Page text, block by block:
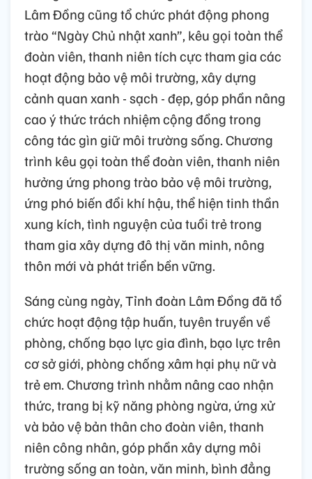
Lâm Đồng cũng tổ chức phát động phong
trào “Ngày Chủ nhật xanh”, kêu gọi toàn thể
đoàn viên, thanh niên tích cực tham gia các
hoạt động bảo vệ môi trường, xây dựng
cảnh quan xanh - sạch - đẹp, góp phần nâng
cao ý thức trách nhiệm cộng đồng trong
công tác gìn giữ môi trường sống. Chương
trình kêu gọi toàn thể đoàn viên, thanh niên
hưởng ứng phong trào bảo vệ môi trường,
ứng phó biến đổi khí hậu, thể hiện tinh thần
xung kích, tình nguyện của tuổi trẻ trong
tham gia xây dựng đô thị văn minh, nông
thôn mới và phát triển bền vững.
Sáng cùng ngày, Tỉnh đoàn Lâm Đồng đã tổ
chức hoạt động tập huấn, tuyên truyền về
phòng, chống bạo lực gia đình, bạo lực trên
cơ sở giới, phòng chống xâm hại phụ nữ và
trẻ em. Chương trình nhằm nâng cao nhận
thức, trang bị kỹ năng phòng ngừa, ứng xử
và bảo vệ bản thân cho đoàn viên, thanh
niên công nhân, góp phần xây dựng môi
trường sống an toàn, văn minh, bình đẳng